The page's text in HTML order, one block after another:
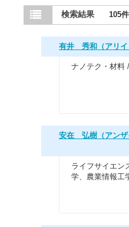
検索結果 105
有井 秀和（アリイ
ナノテク・材料
安在 弘樹（アンザ
ライフサイエン
学、農業情報工